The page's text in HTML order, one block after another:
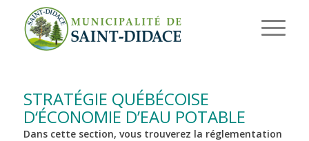
STRATÉGIE QUÉBÉCOISE
D‘ÉCONOMIE D’EAU POTABLE
Dans cette section, vous trouverez la réglementation